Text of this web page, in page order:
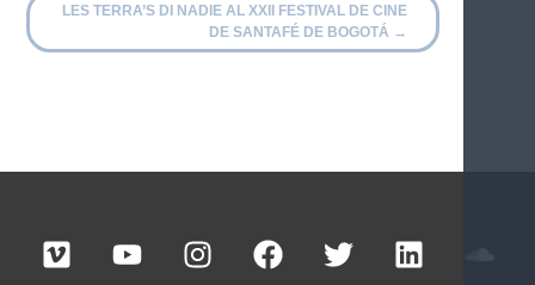
LES TERRA’S DI NADIE AL XXII FESTIVAL DE CINE
DE SANTAFÉ DE BOGOTÁ →